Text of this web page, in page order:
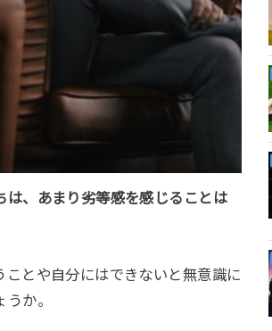
は、あまり劣等感を感じることは
とや自分にはできないと無意識に
か。